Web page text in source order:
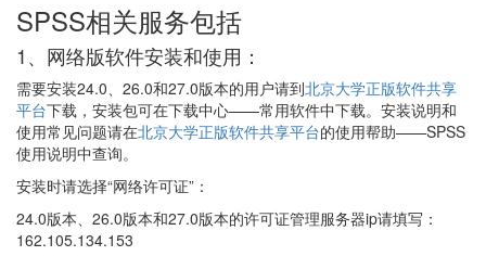
SPSS相关服务包括
1、网络版软件安装和使用：
需要安装24.0、26.0和27.0版本的用户请到北京大学正版软件共享
平台下载，安装包可在下载中心——常用软件中下载。安装说明和
使用常见问题请在北京大学正版软件共享平台的使用帮助——SPSS
使用说明中查询。
安装时请选择“网络许可证”：
24.0版本、26.0版本和27.0版本的许可证管理服务器ip请填写：
162.105.134.153